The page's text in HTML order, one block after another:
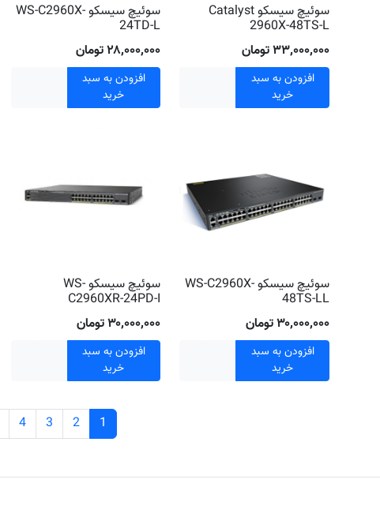
سوئیچ سیسکو Catalyst
2960X-48TS-L
۳۳٬۰۰۰٬۰۰۰ تومان
افزودن به سبد
خرید
سوئیچ سیسکو WS-C2960X-
24TD-L
۲۸٬۰۰۰٬۰۰۰ تومان
افزودن به سبد
خرید
سوئیچ سیسکو WS-C2960X-
48TS-LL
۳۰٬۰۰۰٬۰۰۰ تومان
افزودن به سبد
خرید
سوئیچ سیسکو WS-
C2960XR-24PD-I
۳۰٬۰۰۰٬۰۰۰ تومان
افزودن به سبد
خرید
1
2
3
4